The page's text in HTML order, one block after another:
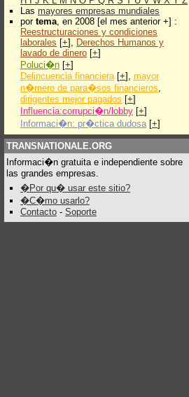
Las mayores empresas mundiales
por tema, en 2008 [el mes anterior +] :
Reestructuraciones y condiciones
laborales [+], Derechos Humanos y
lavado de dinero [+]
Poluci�n [+]
Delincuencia financiera[+], mayor
n�mero de para�sos financieros,
dirigentes mejor pagados [+]
Influencia:corrupci�n/lobby [+]
Informaci�n: pr�ctica dudosa [+]
TRANSNATIONALE.ORG
Informaci�n gratuita e independiente sobre
las grandes empresas.
�Por qu� usar este sitio?
�C�mo usarlo?
Contacto - Soporte